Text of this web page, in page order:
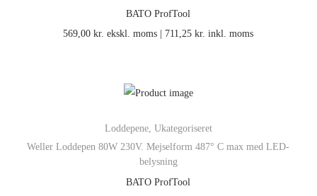
BATO ProfTool
569,00kr. ekskl. moms | 711,25kr. inkl. moms
Loddepene, Ukategoriseret
Weller Loddepen 80W 230V. Mejselform 487° C max med LED-
belysning
BATO ProfTool